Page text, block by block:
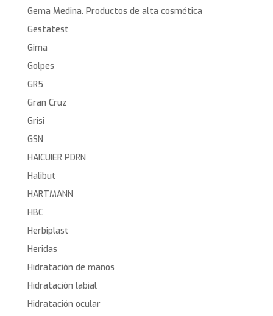
Gema Medina. Productos de alta cosmética
Gestatest
Gima
Golpes
GR5
Gran Cruz
Grisi
GSN
HAICUIER PDRN
Halibut
HARTMANN
HBC
Herbiplast
Heridas
Hidratación de manos
Hidratación labial
Hidratación ocular